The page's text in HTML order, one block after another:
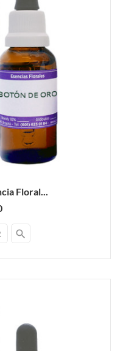
Floral...
search